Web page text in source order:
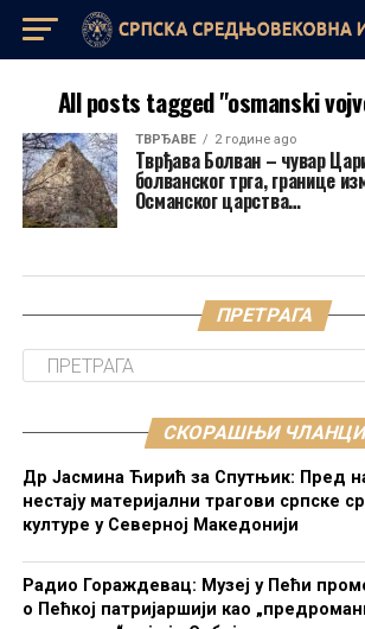
All posts tagged "osmanski
ТВРЂАВЕ 2 године ago
Тврђава Болван – чувар
болванског трга, границе
Османског царства…
ПРЕТРАГА
СКОРАШЊИ
Др Јасмина Ћирић за Спутњик: Пред
нестају материјални трагови српске
културе у Северној Македонији
Радио Гораждевац: Музеј у Пећи
о Пећкој патријаршији као